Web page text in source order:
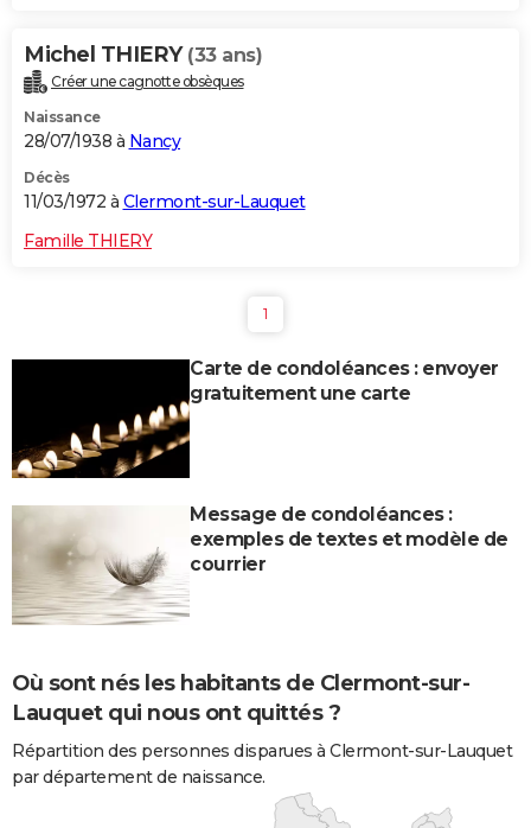
Michel THIERY (33 ans)
Créer une cagnotte obsèques
Naissance
28/07/1938 à Nancy
Décès
11/03/1972 à Clermont-sur-Lauquet
Famille THIERY
1
Carte de condoléances : envoyer
gratuitement une carte
Message de condoléances :
exemples de textes et modèle de
courrier
Où sont nés les habitants de Clermont-sur-
Lauquet qui nous ont quittés ?
Répartition des personnes disparues à Clermont-sur-Lauquet
par département de naissance.